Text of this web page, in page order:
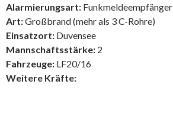
Alarmierungsart: Funkmeldeempfänger
Art:Großbrand (mehr als 3 C-Rohre)
Einsatzort: Duvensee
Mannschaftsstärke: 2
Fahrzeuge: LF20/16
Weitere Kräfte: